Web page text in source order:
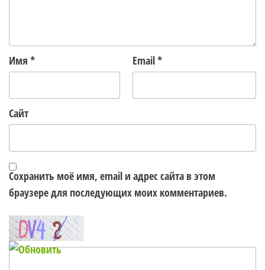
Имя * Email*
Сайт
Сохранить моё имя, email и адрес сайта в этом
браузере для последующих моих комментариев.